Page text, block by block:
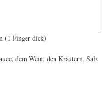
(1 Finger dick)
dem Wein, den Kräutern, Salz